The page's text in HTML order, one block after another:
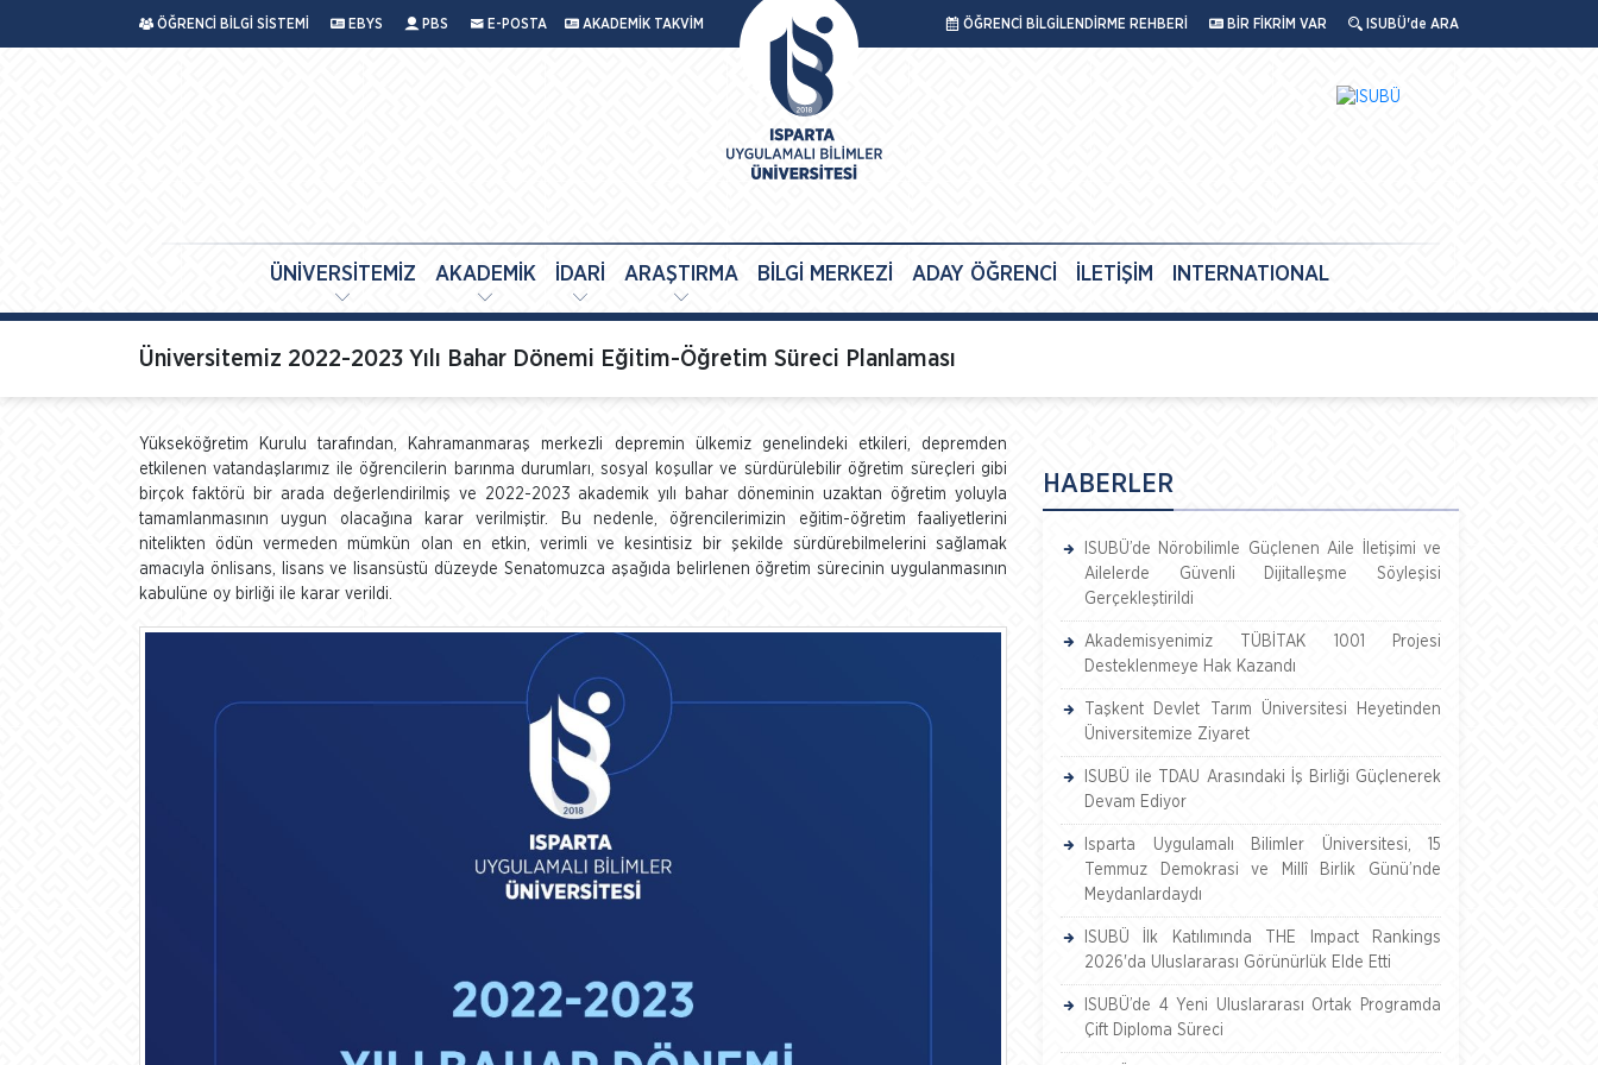
ÖĞRENCİ BİLGİ SİSTEMİ EBYS PBS E-POSTA AKADEMİK TAKVİM ÖĞRENCİ BİLGİLENDİRME REHBERİ BİR FİKRİM VAR ISUBÜ'de ARA
ÜNİVERSİTEMİZ AKADEMİK İDARİ ARAŞTIRMA BİLGİ MERKEZİ ADAY ÖĞRENCİ İLETİŞİM INTERNATIONAL
Üniversitemiz 2022-2023 Yılı Bahar Dönemi Eğitim-Öğretim Süreci Planlaması
Yükseköğretim Kurulu tarafından, Kahramanmaraş merkezli depremin ülkemiz genelindeki etkileri, depremden
etkilenen vatandaşlarımız ile öğrencilerin barınma durumları, sosyal koşullar ve sürdürülebilir öğretim süreçleri gibi
birçok faktörü bir arada değerlendirilmiş ve 2022-2023 akademik yılı bahar döneminin uzaktan öğretim yoluyla
tamamlanmasının uygun olacağına karar verilmiştir. Bu nedenle, öğrencilerimizin eğitim-öğretim faaliyetlerini
nitelikten ödün vermeden mümkün olan en etkin, verimli ve kesintisiz bir şekilde sürdürebilmelerini sağlamak
amacıyla önlisans, lisans ve lisansüstü düzeyde Senatomuzca aşağıda belirlenen öğretim sürecinin uygulanmasının
kabulüne oy birliği ile karar verildi.
HABERLER
ISUBÜ’de Nörobilimle Güçlenen Aile İletişimi ve
Ailelerde Güvenli Dijitalleşme Söyleşisi
Gerçekleştirildi
Akademisyenimiz TÜBİTAK 1001 Projesi
Desteklenmeye Hak Kazandı
Taşkent Devlet Tarım Üniversitesi Heyetinden
Üniversitemize Ziyaret
ISUBÜ ile TDAU Arasındaki İş Birliği Güçlenerek
Devam Ediyor
Isparta Uygulamalı Bilimler Üniversitesi, 15
Temmuz Demokrasi ve Millî Birlik Günü’nde
Meydanlardaydı
ISUBÜ İlk Katılımında THE Impact Rankings
2026'da Uluslararası Görünürlük Elde Etti
ISUBÜ’de 4 Yeni Uluslararası Ortak Programda
Çift Diploma Süreci